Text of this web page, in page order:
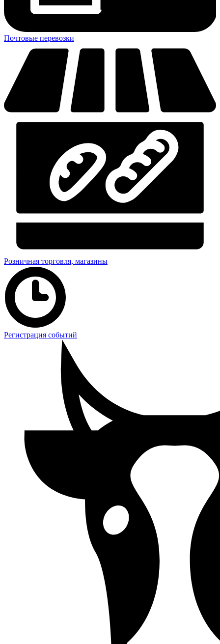
Почтовые перевозки
Розничная торговля, магазины
Регистрация событий